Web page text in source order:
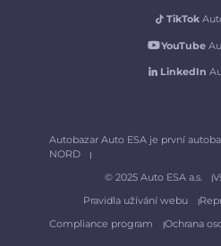
TikTok
YouTube
LinkedIn
Autobazar Auto ESA je první
NORD
© 2025 Auto ESA a.s.
Pravidla užívání webu
Compliance program
Ochrana